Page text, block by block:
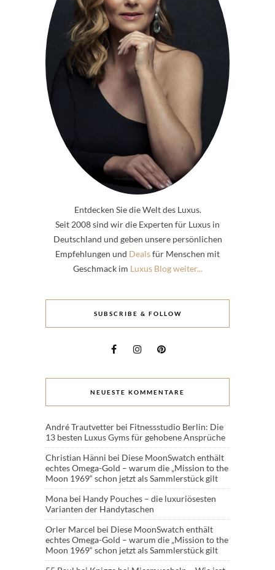
Entdecken Sie die Welt des Luxus.
Seit 2008 sind wir die Experten für Luxus in
Deutschland und geben unsere persönlichen
Empfehlungen und Dealsfür Menschen mit
Geschmack im Luxus Blog weiter...
SUBSCRIBE & FOLLOW
NEUESTE KOMMENTARE
André Trautvetter bei Fitnessstudio Berlin: Die
13 besten Luxus Gyms für gehobene Ansprüche
Christian Hänni bei Diese MoonSwatch enthält
echtes Omega-Gold – warum die „Mission to the
Moon 1969“ schon jetzt als Sammlerstück gilt
Mona bei Handy Pouches – die luxuriösesten
Varianten der Handytaschen
Orler Marcel bei Diese MoonSwatch enthält
echtes Omega-Gold – warum die „Mission to the
Moon 1969“ schon jetzt als Sammlerstück gilt